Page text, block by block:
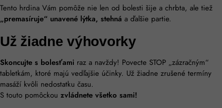
Tento hrdina Vám pomôže nie len od bolesti šije a chrbta, ale tiež
„premasíruje“ unavené lýtka, stehná a ďalšie partie.
Už žiadne výhovorky
Skoncujte s bolesťami raz a navždy! Povecte STOP „zázračným“
tabletkám, ktoré majú vedľajšie účinky. Už žiadne zrušené termíny
masáží kvôli nedostatku času.
S touto pomôckou zvládnete všetko sami!